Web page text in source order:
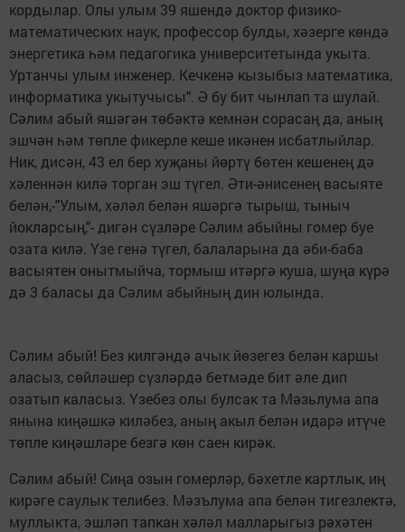
кордылар. Олы улым 39 яшендә доктор физико-
математических наук, профессор булды, хәзерге көндә
энергетика һәм педагогика университетында укыта.
Уртанчы улым инженер. Кечкенә кызыбыз математика,
информатика укытучысы". Ә бу бит чынлап та шулай.
Сәлим абый яшәгән төбәктә кемнән сорасаң да, аның
эшчән һәм төпле фикерле кеше икәнен исбатлыйлар.
Ник, дисән, 43 ел бер хуҗаны йөртү бөтен кешенең дә
хәленнән килә торган эш түгел. Әти-әнисенең васыяте
белән,-"Улым, хәләл белән яшәргә тырыш, тыныч
йокларсың,"- дигән сүзләре Сәлим абыйны гомер буе
озата килә. Үзе генә түгел, балаларына да әби-баба
васыятен онытмыйча, тормыш итәргә куша, шуңа күрә
дә 3 баласы да Сәлим абыйның дин юлында.
Сәлим абый! Без килгәндә ачык йөзегез белән каршы
аласыз, сөйләшер сүзләрдә бетмәде бит әле дип
озатып каласыз. Үзебез олы булсак та Мәзьлума апа
янына киңәшкә киләбез, аның акыл белән идарә итүче
төпле киңәшләре безгә көн саен кирәк.
Сәлим абый! Сиңа озын гомерләр, бәхетле картлык, иң
кирәге саулык телибез. Мәзълума апа белән тигезлектә,
муллыкта, эшләп тапкан хәләл малларыгыз рәхәтен